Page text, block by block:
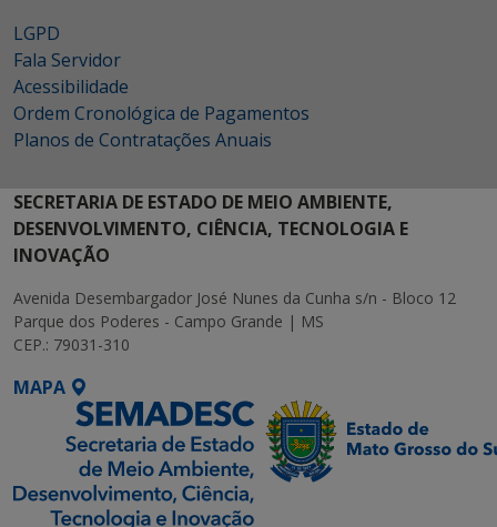
LGPD
Fala Servidor
Acessibilidade
Ordem Cronológica de Pagamentos
Planos de Contratações Anuais
SECRETARIA DE ESTADO DE MEIO AMBIENTE,
DESENVOLVIMENTO, CIÊNCIA, TECNOLOGIA E
INOVAÇÃO
Avenida Desembargador José Nunes da Cunha s/n - Bloco 12
Parque dos Poderes - Campo Grande | MS
CEP.: 79031-310
MAPA